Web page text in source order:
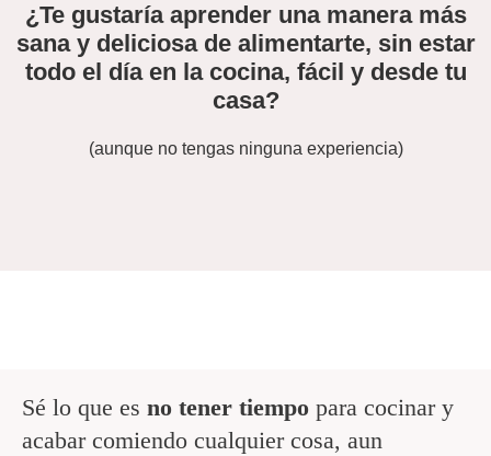
¿Te gustaría aprender una manera más
sana y deliciosa de alimentarte, sin estar
todo el día en la cocina, fácil y desde tu
casa?
(aunque no tengas ninguna experiencia)
Sé lo que es no tener tiempo para cocinar y
acabar comiendo cualquier cosa, aun